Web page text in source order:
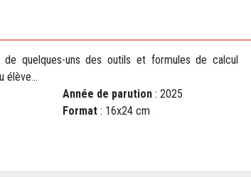
quelques-uns des outils et formules de calcul
élève...
Année de parution : 2025
Format : 16x24 cm